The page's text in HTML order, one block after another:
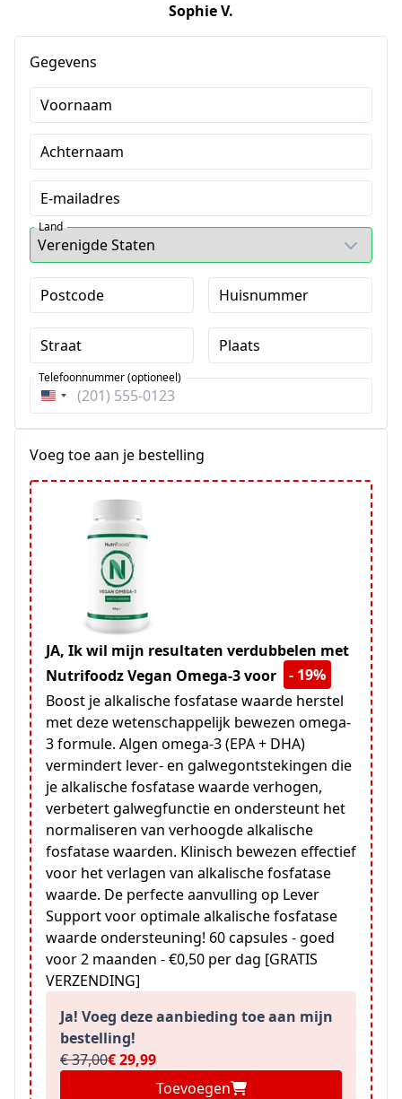
Sophie V.
Gegevens
Voornaam
Achternaam
E-mailadres
Land
Postcode Huisnummer
Straat Plaats
Verenigde
Telefoonnummer (optioneel)
Voeg toe aan je bestelling
JA, Ik wil mijn resultaten verdubbelen met
Nutrifoodz Vegan Omega-3 voor
- 19%
Boost je alkalische fosfatase waarde herstel
met deze wetenschappelijk bewezen omega-
3 formule. Algen omega-3 (EPA + DHA)
vermindert lever- en galwegontstekingen die
je alkalische fosfatase waarde verhogen,
verbetert galwegfunctie en ondersteunt het
normaliseren van verhoogde alkalische
fosfatase waarden. Klinisch bewezen effectief
voor het verlagen van alkalische fosfatase
waarde. De perfecte aanvulling op Lever
Support voor optimale alkalische fosfatase
waarde ondersteuning! 60 capsules - goed
voor 2 maanden - €0,50 per dag [GRATIS
VERZENDING]
Ja! Voeg deze aanbieding toe aan mijn
bestelling!
€ 37,00€ 29,99
Toevoegen